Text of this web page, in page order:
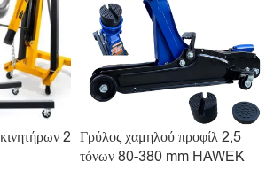
2 Γρύλος χαμηλού προφίλ 2,5
τόνων 80-380 mm HAWEK